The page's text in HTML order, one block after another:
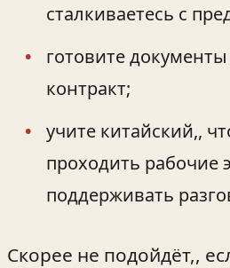
сталкиваетесь с
готовите
контракт;
учите китайский,,
проходить рабочие
поддерживать
Скорее не подойдёт,,